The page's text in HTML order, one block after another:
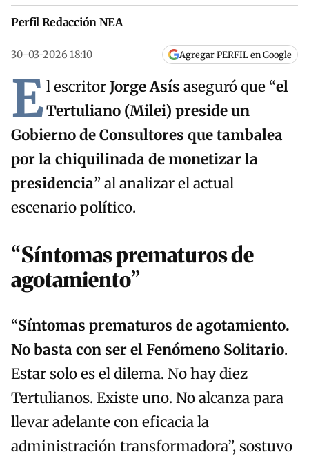
Perfil Redacción NEA
30-03-2026 18:10 Agregar PERFIL en Google
El escritorJorge Asís aseguró que “el
Tertuliano (Milei) preside un
Gobierno de Consultores que tambalea
por la chiquilinada de monetizar la
presidencia” al analizar el actual
escenario político.
“Síntomas prematuros de
agotamiento”
“Síntomas prematuros de agotamiento.
No basta con ser el Fenómeno Solitario.
Estar solo es el dilema. No hay diez
Tertulianos. Existe uno. No alcanza para
llevar adelante con eficacia la
administración transformadora”, sostuvo